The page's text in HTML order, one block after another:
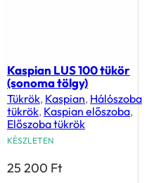
Kaspian LUS 100 tükör
(sonoma tölgy)
Tükrök, Kaspian, Hálószoba
tükrök, Kaspian előszoba,
Előszoba tükrök
KÉSZLETEN
25 200 Ft